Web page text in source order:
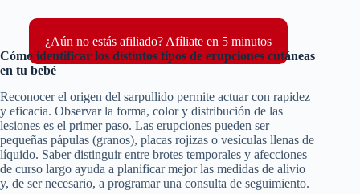
¿Aún no estás afiliado? Afíliate en 5 minutos
Cómo identificar los distintos tipos de erupciones cutáneas
en tu bebé
Reconocer el origen del sarpullido permite actuar con rapidez
y eficacia. Observar la forma, color y distribución de las
lesiones es el primer paso. Las erupciones pueden ser
pequeñas pápulas (granos), placas rojizas o vesículas llenas de
líquido. Saber distinguir entre brotes temporales y afecciones
de curso largo ayuda a planificar mejor las medidas de alivio
y, de ser necesario, a programar una consulta de seguimiento.